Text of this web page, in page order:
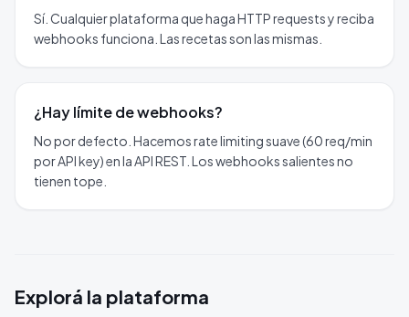
Sí. Cualquier plataforma que haga HTTP requests y reciba
webhooks funciona. Las recetas son las mismas.
¿Hay límite de webhooks?
No por defecto. Hacemos rate limiting suave (60 req/min
por API key) en la API REST. Los webhooks salientes no
tienen tope.
Explorá la plataforma